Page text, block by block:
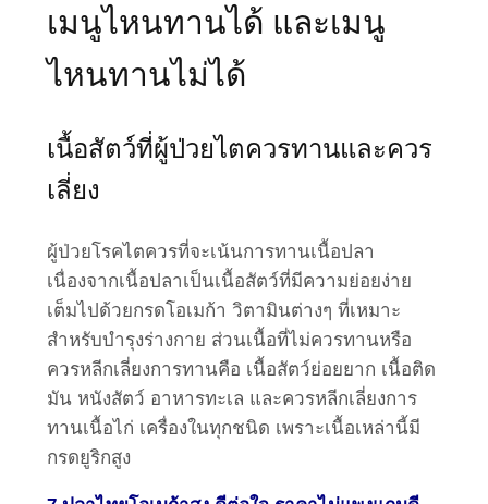
เมนูไหนทานได้ และเมนู
ไหนทานไม่ได้
เนื้อสัตว์ที่ผู้ป่วยไตควรทานและควร
เลี่ยง
ผู้ป่วยโรคไตควรที่จะเน้นการทานเนื้อปลา
เนื่องจากเนื้อปลาเป็นเนื้อสัตว์ที่มีความย่อยง่าย
เต็มไปด้วยกรดโอเมก้า วิตามินต่างๆ ที่เหมาะ
สำหรับบำรุงร่างกาย ส่วนเนื้อที่ไม่ควรทานหรือ
ควรหลีกเลี่ยงการทานคือ เนื้อสัตว์ย่อยยาก เนื้อติด
มัน หนังสัตว์ อาหารทะเล และควรหลีกเลี่ยงการ
ทานเนื้อไก่ เครื่องในทุกชนิด เพราะเนื้อเหล่านี้มี
กรดยูริกสูง